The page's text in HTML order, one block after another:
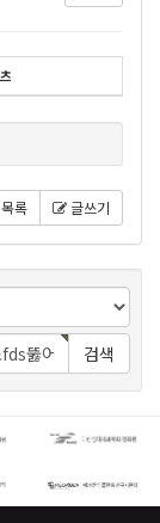
록 글쓰기
검색